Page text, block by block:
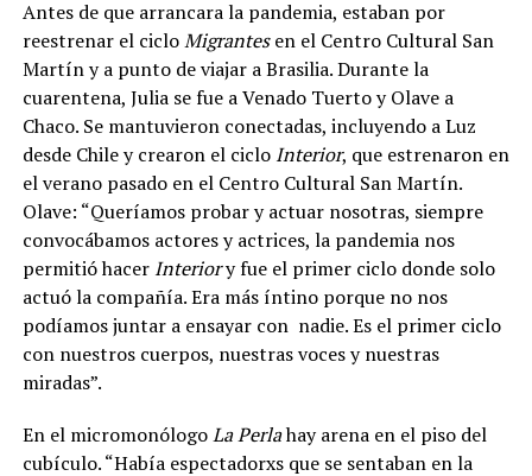
Antes de que arrancara la pandemia, estaban por
reestrenar el cicloMigrantesen el Centro Cultural San
Martín y a punto de viajar a Brasilia. Durante la
cuarentena, Julia se fue a Venado Tuerto y Olave a
Chaco. Se mantuvieron conectadas, incluyendo a Luz
desde Chile y crearon el ciclo Interior, que estrenaron en
el verano pasado en el Centro Cultural San Martín.
Olave: “Queríamos probar y actuar nosotras, siempre
convocábamos actores y actrices, la pandemia nos
permitió hacer Interiory fue el primer ciclo donde solo
actuó la compañía. Era más íntino porque no nos
podíamos juntar a ensayar con nadie. Es el primer ciclo
con nuestros cuerpos, nuestras voces y nuestras
miradas”.
En el micromonólogoLa Perlahay arena en el piso del
cubículo. “Había espectadorxs que se sentaban en la